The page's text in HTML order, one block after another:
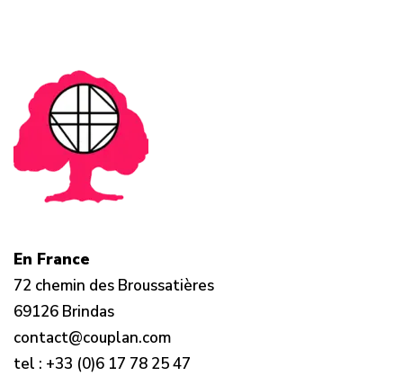
En France
72 chemin des Broussatières
69126 Brindas
contact@couplan.com
tel : +33 (0)6 17 78 25 47